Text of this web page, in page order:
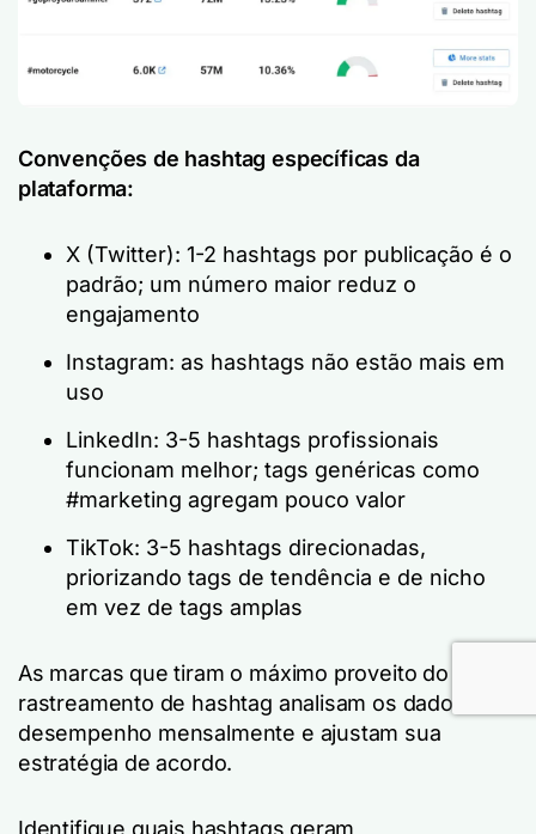
Convenções de hashtag específicas da
plataforma:
X (Twitter): 1-2 hashtags por publicação é o
padrão; um número maior reduz o
engajamento
Instagram: as hashtags não estão mais em
uso
LinkedIn: 3-5 hashtags profissionais
funcionam melhor; tags genéricas como
#marketing agregam pouco valor
TikTok: 3-5 hashtags direcionadas,
priorizando tags de tendência e de nicho
em vez de tags amplas
As marcas que tiram o máximo proveito do
rastreamento de hashtag analisam os dados de
desempenho mensalmente e ajustam sua
estratégia de acordo.
Identifique quais hashtags geram